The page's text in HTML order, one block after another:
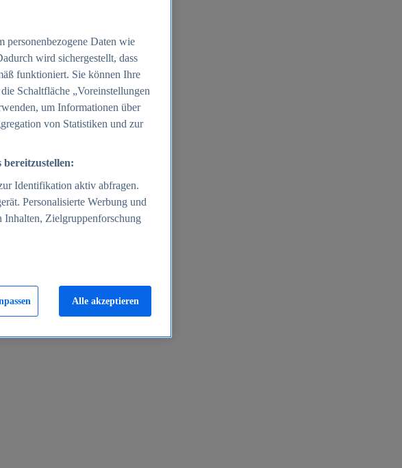
personenbezogene Daten wie
wird sichergestellt, dass
funktioniert. Sie können Ihre
Schaltfläche „Voreinstellungen
um Informationen über
von Statistiken und zur
Identifikation aktiv abfragen.
Personalisierte Werbung und
Inhalten, Zielgruppenforschung
Alle akzeptieren